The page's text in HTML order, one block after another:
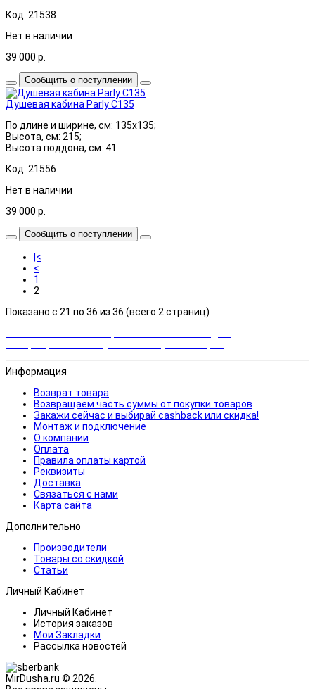
Код: 21538
Нет в наличии
39 000 р.
Сообщить о поступлении
Душевая кабина Parly C135
По длине и ширине, см: 135x135;
Высота, см: 215;
Высота поддона, см: 41
Код: 21556
Нет в наличии
39 000 р.
Сообщить о поступлении
|<
<
1
2
Показано с 21 по 36 из 36 (всего 2 страниц)
Информация
Возврат товара
Возвращаем часть суммы от покупки товаров
Закажи сейчас и выбирай cashback или скидка!
Монтаж и подключение
О компании
Оплата
Правила оплаты картой
Реквизиты
Доставка
Связаться с нами
Карта сайта
Дополнительно
Производители
Товары со скидкой
Статьи
Личный Кабинет
Личный Кабинет
История заказов
Мои Закладки
Рассылка новостей
MirDusha.ru © 2026.